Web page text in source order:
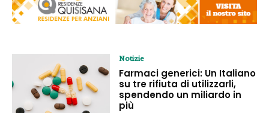
Notizie
Farmaci generici: Un Italiano
su tre rifiuta di utilizzarli,
spendendo un miliardo in
più